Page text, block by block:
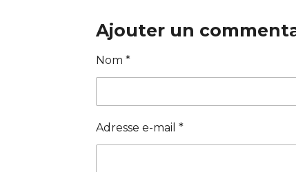
t
a
e
t
a
t
a
Ajouter un
Nom *
Adresse e-mail *